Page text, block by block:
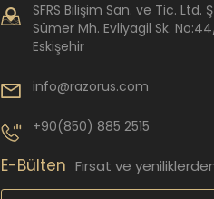
SFRS Bilişim San. ve Tic. Ltd.
Sümer Mh. Evliyagil Sk.
Eskişehir
info@razorus.com
+90(850) 885 2515
E-Bülten Fırsat ve